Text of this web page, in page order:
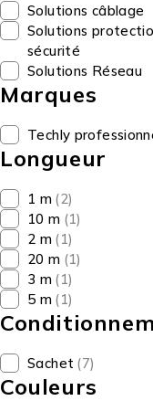
Solutions câblage
Solutions
sécurité
Solutions Réseau
Marques
Techly
Longueur
1 m (2)
10 m (1)
2 m (1)
20 m (1)
3 m (1)
5 m (1)
Sachet (7)
Couleurs